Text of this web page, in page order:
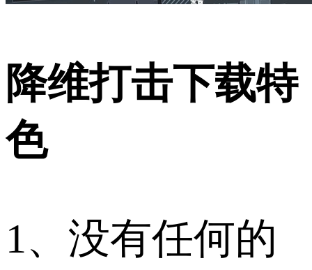
降维打击下载特
色
1、没有任何的